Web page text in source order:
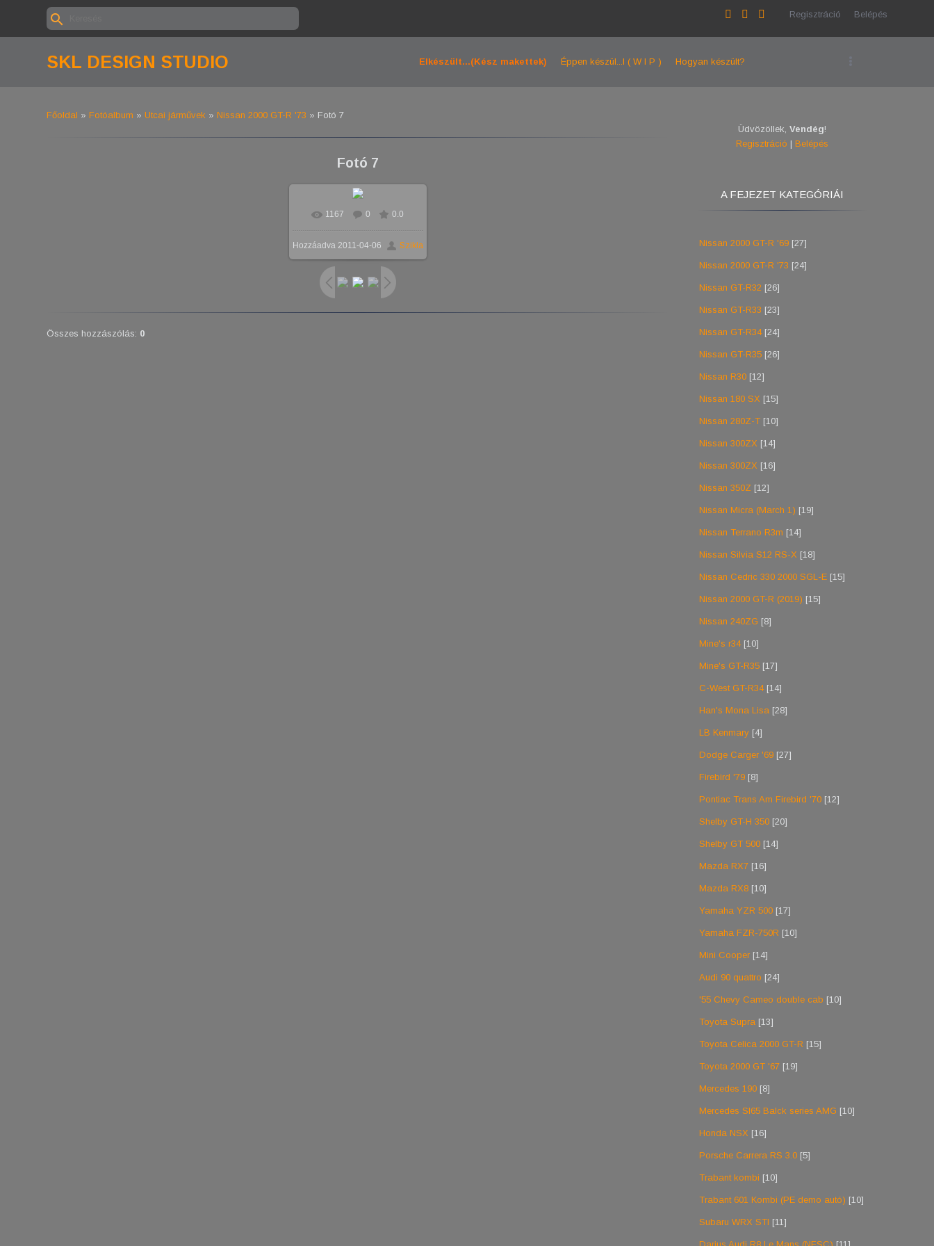
Regisztráció Belépés
SKL DESIGN STUDIO Elkészült...(Kész makettek) Éppen készül...l ( W I P ) Hogyan készült?
Főoldal » Fotóalbum » Utcai járművek » Nissan 2000 GT-R '73 » Fotó 7
Fotó 7
1167 0 0.0
Hozzáadva2011-04-06 Szikla
Összes hozzászólás: 0
Üdvözöllek,Vendég!
Regisztráció |Belépés
A FEJEZET KATEGÓRIÁI
Nissan 2000 GT-R '69 [27]
Nissan 2000 GT-R '73 [24]
Nissan GT-R32 [26]
Nissan GT-R33 [23]
Nissan GT-R34 [24]
Nissan GT-R35 [26]
Nissan R30 [12]
Nissan 180 SX [15]
Nissan 280Z-T [10]
Nissan 300ZX [14]
Nissan 300ZX [16]
Nissan 350Z [12]
Nissan Micra (March 1) [19]
Nissan Terrano R3m [14]
Nissan Silvia S12 RS-X [18]
Nissan Cedric 330 2000 SGL-E [15]
Nissan 2000 GT-R (2019) [15]
Nissan 240ZG [8]
Mine's r34 [10]
Mine's GT-R35 [17]
C-West GT-R34 [14]
Han's Mona Lisa [28]
LB Kenmary [4]
Dodge Carger '69 [27]
Firebird '79 [8]
Pontiac Trans Am Firebird '70 [12]
Shelby GT-H 350 [20]
Shelby GT 500 [14]
Mazda RX7 [16]
Mazda RX8 [10]
Yamaha YZR 500 [17]
Yamaha FZR-750R [10]
Mini Cooper [14]
Audi 90 quattro [24]
'55 Chevy Cameo double cab [10]
Toyota Supra [13]
Toyota Celica 2000 GT-R [15]
Toyota 2000 GT '67 [19]
Mercedes 190 [8]
Mercedes Sl65 Balck series AMG [10]
Honda NSX [16]
Porsche Carrera RS 3.0 [5]
Trabant kombi [10]
Trabant 601 Kombi (PE demo autó) [10]
Subaru WRX STI [11]